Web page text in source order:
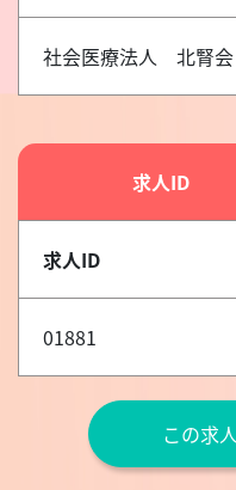
社会医療法人 北腎
求人ID
求人ID
01881
この求